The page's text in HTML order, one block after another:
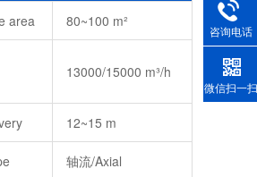
area 80~100 m²
13000/15000 m³/h
12~15 m
轴流/Axial
咨询电话
微信扫一扫